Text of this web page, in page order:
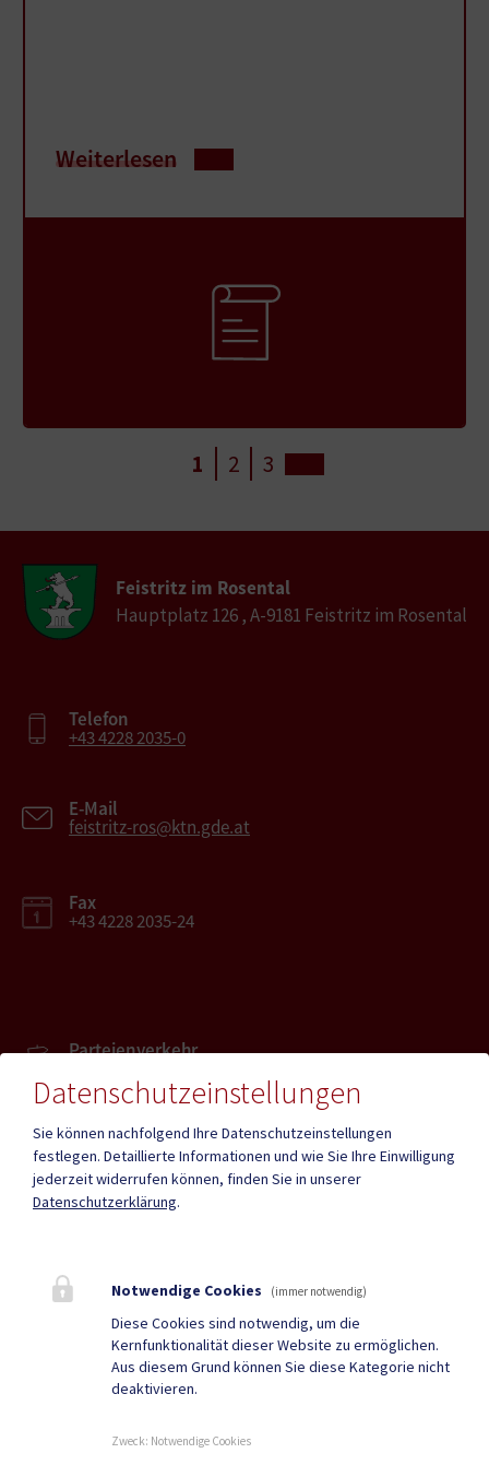
Weiterlesen
1 2 3
Feistritz im Rosental
Hauptplatz 126 , A-9181 Feistritz im Rosental
Telefon
+43 4228 2035-0
E-Mail
feistritz-ros@ktn.gde.at
Fax
+43 4228 2035-24
Parteienverkehr
Amtsstunden
Heute , 08:00 - 12:00 , 13:00 - 16:00
Quicklinks
Geko digital Gemeinde-
Tourismus
Neuigkeiten
Datenschutzeinstellungen
Sie können nachfolgend Ihre Datenschutzeinstellungen
festlegen. Detaillierte Informationen und wie Sie Ihre Einwilligung
jederzeit widerrufen können, finden Sie in unserer
Datenschutzerklärung.
Notwendige Cookies (immer notwendig)
Diese Cookies sind notwendig, um die
Kernfunktionalität dieser Website zu ermöglichen.
Aus diesem Grund können Sie diese Kategorie nicht
deaktivieren.
Zweck: Notwendige Cookies